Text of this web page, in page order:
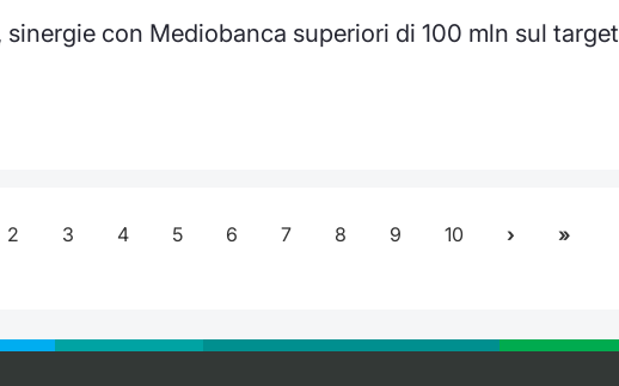
sinergie con Mediobanca superiori di 100 mln sul target
2 3 4 5 6 7 8 9 10